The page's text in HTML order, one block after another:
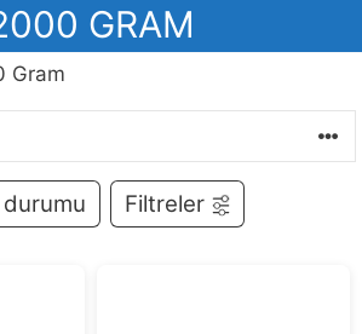
GRAM
Gram
Filtreler